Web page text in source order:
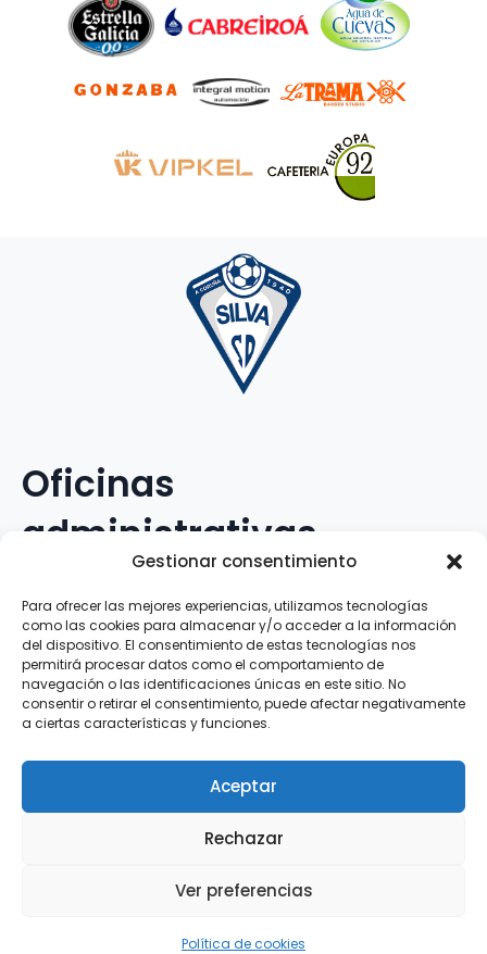
Gestionar consentimiento
Para ofrecer las mejores experiencias, utilizamos tecnologías
como las cookies para almacenar y/o acceder a la información
del dispositivo. El consentimiento de estas tecnologías nos
permitirá procesar datos como el comportamiento de
navegación o las identificaciones únicas en este sitio. No
consentir o retirar el consentimiento, puede afectar negativamente
a ciertas características y funciones.
Aceptar
Rechazar
Ver preferencias
Política de cookies
Oficinas
administrativas
Avenida Galileo Galilei, 12
15.008 · A Coruña · España
Teléfono:881.069.303
WhatsApp:616.897.466
Cookies
Silva SD · 2026 |InFouz